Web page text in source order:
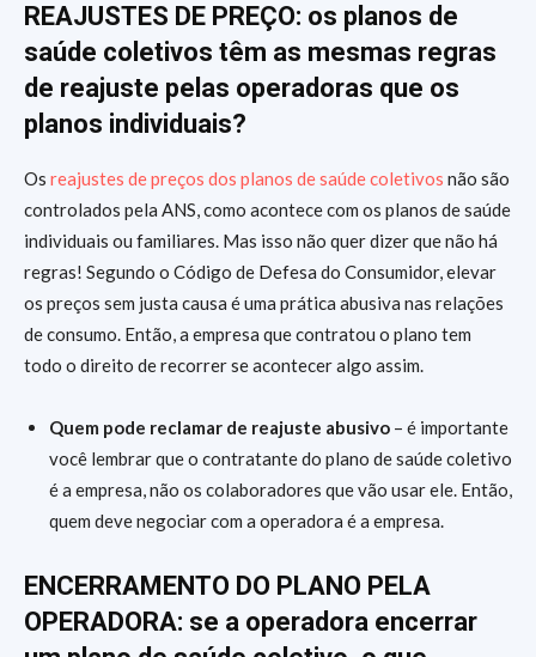
REAJUSTES DE PREÇO: os planos de
saúde coletivos têm as mesmas regras
de reajuste pelas operadoras que os
planos individuais?
Os reajustes de preços dos planos de saúde coletivos não são
controlados pela ANS, como acontece com os planos de saúde
individuais ou familiares. Mas isso não quer dizer que não há
regras! Segundo o Código de Defesa do Consumidor, elevar
os preços sem justa causa é uma prática abusiva nas relações
de consumo. Então, a empresa que contratou o plano tem
todo o direito de recorrer se acontecer algo assim.
Quem pode reclamar de reajuste abusivo – é importante
você lembrar que o contratante do plano de saúde coletivo
é a empresa, não os colaboradores que vão usar ele. Então,
quem deve negociar com a operadora é a empresa.
ENCERRAMENTO DO PLANO PELA
OPERADORA: se a operadora encerrar